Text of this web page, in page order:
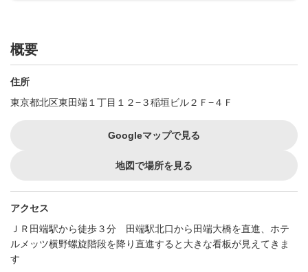
概要
住所
東京都北区東田端１丁目１２−３稲垣ビル２Ｆ−４Ｆ
Googleマップで見る
地図で場所を見る
アクセス
ＪＲ田端駅から徒歩３分 田端駅北口から田端大橋を直進、ホテ
ルメッツ横野螺旋階段を降り直進すると大きな看板が見えてきま
す